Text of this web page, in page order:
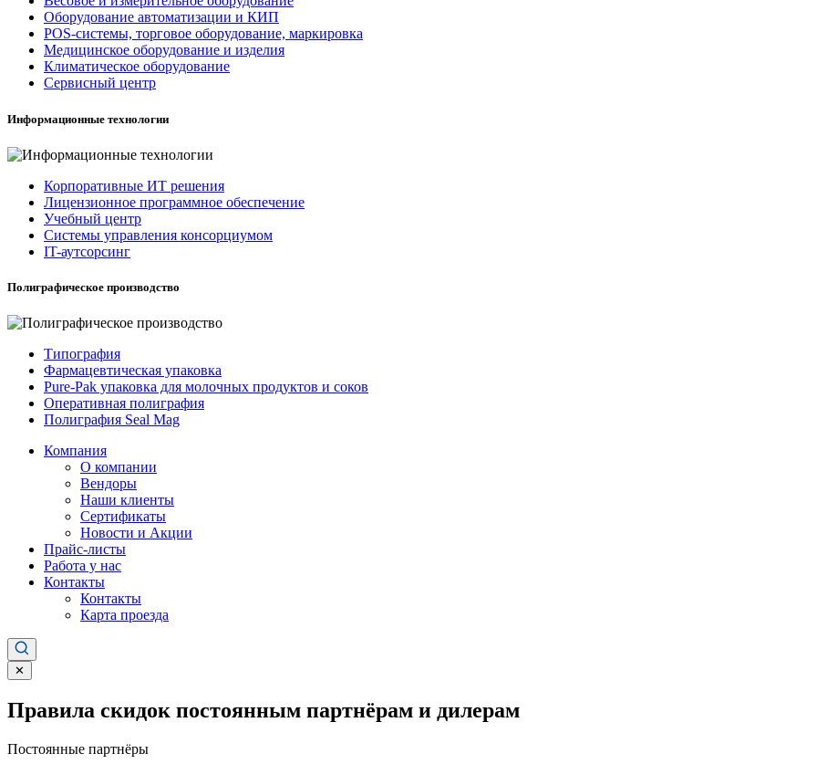
Оборудование автоматизации и КИП
POS-системы, торговое оборудование, маркировка
Медицинское оборудование и изделия
Климатическое оборудование
Сервисный центр
Информационные технологии
Корпоративные ИТ решения
Лицензионное программное обеспечение
Учебный центр
Системы управления консорциумом
IT-аутсорсинг
Полиграфическое производство
Типография
Фармацевтическая упаковка
Pure-Pak упаковка для молочных продуктов и соков
Оперативная полиграфия
Полиграфия Seal Mag
Компания
О компании
Вендоры
Наши клиенты
Сертификаты
Новости и Акции
Прайс-листы
Работа у нас
Контакты
Контакты
Карта проезда
✕
Правила скидок постоянным партнёрам и дилерам
Постоянные партнёры